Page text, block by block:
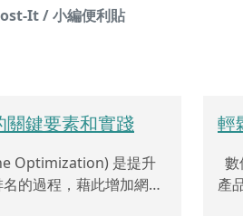
It / 小編便利貼
關鍵要素和實踐
Optimization) 是提升
的過程，藉此增加網站
輕
數
產